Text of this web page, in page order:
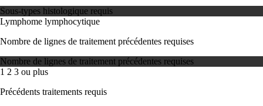
Sous-types histologique requis
Lymphome lymphocytique
Nombre de lignes de traitement précédentes requises
Nombre de lignes de traitement précédentes requises
1 2 3 ou plus
Précédents traitements requis